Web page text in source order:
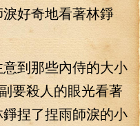
好奇地看著林錚
那些內侍的大小
要殺人的眼光看著
錚捏了捏雨師淚的小